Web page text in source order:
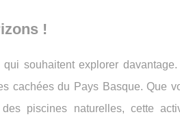
!
souhaitent explorer davantage.
cachées du Pays Basque. Que
piscines naturelles, cette